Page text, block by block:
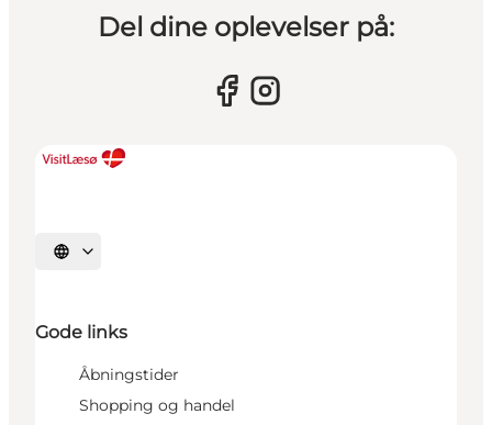
Del dine oplevelser på:
Vælg sprog
Gode links
Åbningstider
Shopping og handel